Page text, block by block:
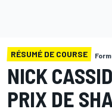
RÉSUMÉ DE COURSE
NICK
PRIX DE